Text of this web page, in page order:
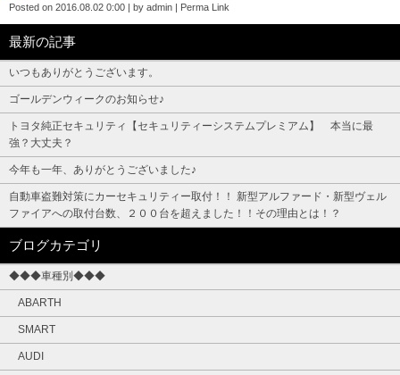
Posted on 2016.08.02 0:00 | by admin | Perma Link
最新の記事
いつもありがとうございます。
ゴールデンウィークのお知らせ♪
トヨタ純正セキュリティ【セキュリティーシステムプレミアム】 本当に最
強？大丈夫？
今年も一年、ありがとうございました♪
自動車盗難対策にカーセキュリティー取付！！ 新型アルファード・新型ヴェル
ファイアへの取付台数、２００台を超えました！！その理由とは！？
ブログカテゴリ
◆◆◆車種別◆◆◆
ABARTH
SMART
AUDI